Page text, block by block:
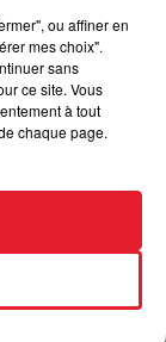
ou affiner en
mes choix".
sans
ce site. Vous
à tout
chaque page.